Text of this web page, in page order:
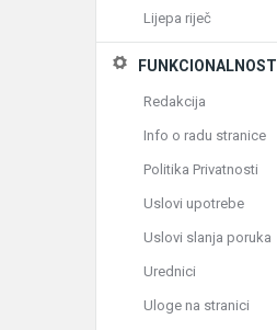
Lijepa riječ
FUNKCIONALNOST
Redakcija
Info o radu stranice
Politika Privatnosti
Uslovi upotrebe
Uslovi slanja poruka
Urednici
Uloge na stranici